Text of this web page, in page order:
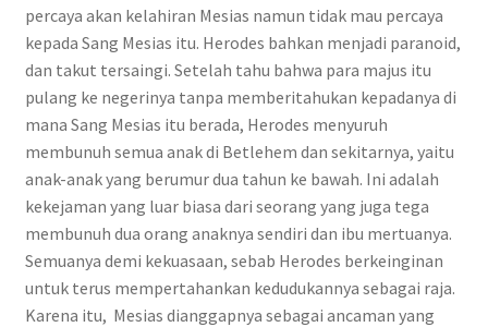
percaya akan kelahiran Mesias namun tidak mau percaya
kepada Sang Mesias itu. Herodes bahkan menjadi paranoid,
dan takut tersaingi. Setelah tahu bahwa para majus itu
pulang ke negerinya tanpa memberitahukan kepadanya di
mana Sang Mesias itu berada, Herodes menyuruh
membunuh semua anak di Betlehem dan sekitarnya, yaitu
anak-anak yang berumur dua tahun ke bawah. Ini adalah
kekejaman yang luar biasa dari seorang yang juga tega
membunuh dua orang anaknya sendiri dan ibu mertuanya.
Semuanya demi kekuasaan, sebab Herodes berkeinginan
untuk terus mempertahankan kedudukannya sebagai raja.
Karena itu, Mesias dianggapnya sebagai ancaman yang